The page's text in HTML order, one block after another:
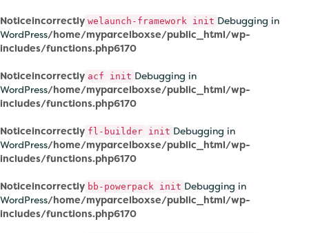
Noticeincorrectly welaunch-framework init Debugging in
WordPress/home/myparcelboxse/public_html/wp-
includes/functions.php6170
Noticeincorrectly acf init Debugging in
WordPress/home/myparcelboxse/public_html/wp-
includes/functions.php6170
Noticeincorrectly fl-builder init Debugging in
WordPress/home/myparcelboxse/public_html/wp-
includes/functions.php6170
Noticeincorrectly bb-powerpack init Debugging in
WordPress/home/myparcelboxse/public_html/wp-
includes/functions.php6170